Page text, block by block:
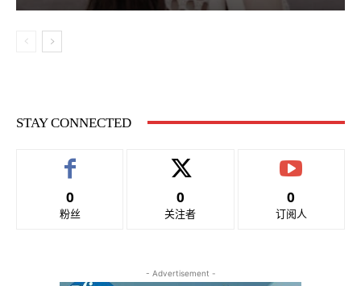
STAY CONNECTED
0
粉丝
0
关注者
0
订阅人
- Advertisement -